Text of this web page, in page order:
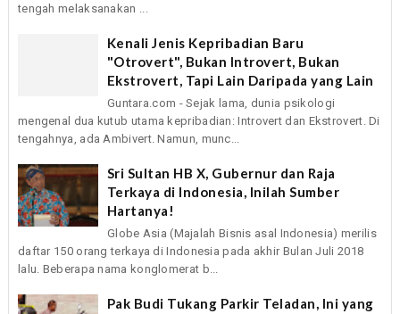
tengah melaksanakan ...
Kenali Jenis Kepribadian Baru
"Otrovert", Bukan Introvert, Bukan
Ekstrovert, Tapi Lain Daripada yang Lain
Guntara.com - Sejak lama, dunia psikologi
mengenal dua kutub utama kepribadian: Introvert dan Ekstrovert. Di
tengahnya, ada Ambivert. Namun, munc...
Sri Sultan HB X, Gubernur dan Raja
Terkaya di Indonesia, Inilah Sumber
Hartanya!
Globe Asia (Majalah Bisnis asal Indonesia) merilis
daftar 150 orang terkaya di Indonesia pada akhir Bulan Juli 2018
lalu. Beberapa nama konglomerat b...
Pak Budi Tukang Parkir Teladan, Ini yang